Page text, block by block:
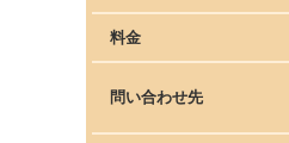
料金
問い合わせ先